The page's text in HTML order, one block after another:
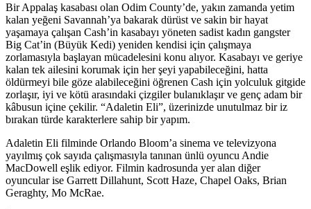
Bir Appalaş kasabası olan Odim County’de, yakın zamanda yetim
kalan yeğeni Savannah’ya bakarak dürüst ve sakin bir hayat
yaşamaya çalışan Cash’in kasabayı yöneten sadist kadın gangster
Big Cat’in (Büyük Kedi) yeniden kendisi için çalışmaya
zorlamasıyla başlayan mücadelesini konu alıyor. Kasabayı ve geriye
kalan tek ailesini korumak için her şeyi yapabileceğini, hatta
öldürmeyi bile göze alabileceğini öğrenen Cash için yolculuk gitgide
zorlaşır, iyi ve kötü arasındaki çizgiler bulanıklaşır ve genç adam bir
kâbusun içine çekilir. “Adaletin Eli”, üzerinizde unutulmaz bir iz
bırakan türde karakterlere sahip bir yapım.
Adaletin Eli filminde Orlando Bloom’a sinema ve televizyona
yayılmış çok sayıda çalışmasıyla tanınan ünlü oyuncu Andie
MacDowell eşlik ediyor. Filmin kadrosunda yer alan diğer
oyuncular ise Garrett Dillahunt, Scott Haze, Chapel Oaks, Brian
Geraghty, Mo McRae.